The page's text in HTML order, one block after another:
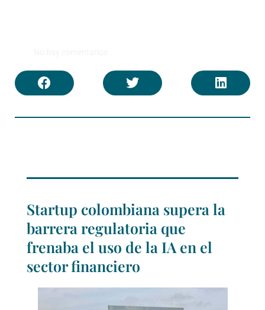
Startup colombiana supera la
barrera regulatoria que
frenaba el uso de la IA en el
sector financiero